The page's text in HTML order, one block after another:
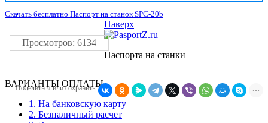
Скачать бесплатно Паспорт на станок SPC-20b
Просмотров: 6134
Поделиться или сохранить
ВАРИАНТЫ ОПЛАТЫ
1. На банковскую карту
2. Безналичный расчет
Наверх
Паспорта на станки